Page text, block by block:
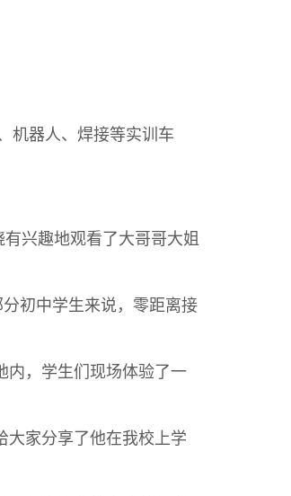
机器人、焊接等实训车
兴趣地观看了大哥哥大姐
初中学生来说，零距离接
，学生们现场体验了一
家分享了他在我校上学